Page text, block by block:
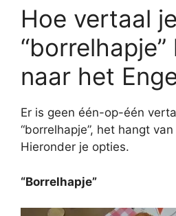
Hoe vertaal je
naar het
Er is geen één-op-één
“borrelhapje”, het hangt
Hieronder je opties.
“Borrelhapje”